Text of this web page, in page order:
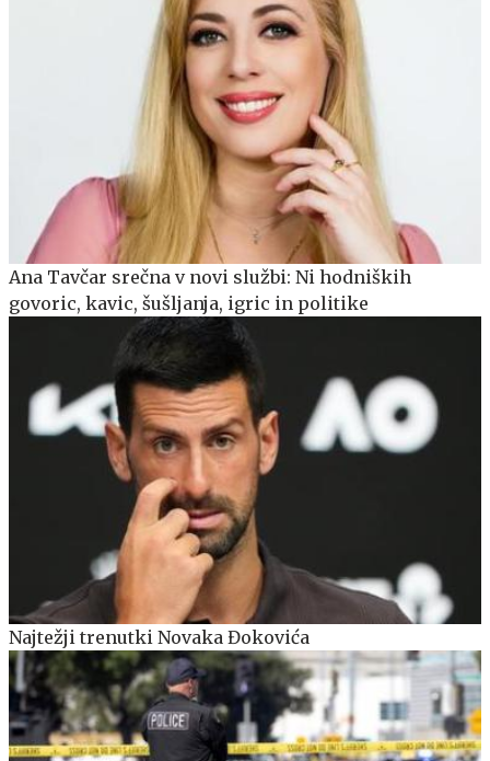
Ana Tavčar srečna v novi službi: Ni hodniških
govoric, kavic, šušljanja, igric in politike
Najtežji trenutki Novaka Đokovića